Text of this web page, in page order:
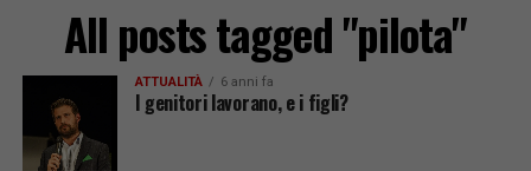
All posts tagged "pilota"
ATTUALITÀ 6 anni fa
I genitori lavorano, e i figli?